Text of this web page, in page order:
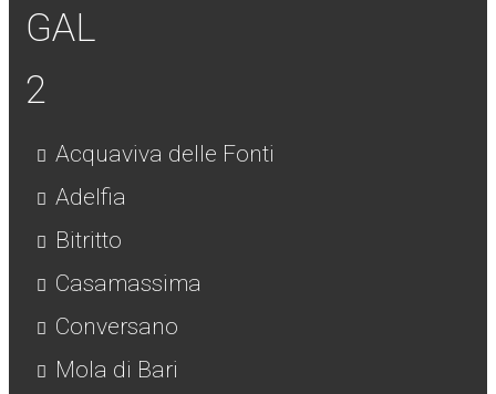
Acquaviva delle Fonti
Adelfia
Bitritto
Casamassima
Conversano
Mola di Bari